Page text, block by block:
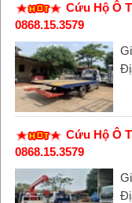
Cứu Hộ Ô
0868.15.3579
Cứu Hộ Ô
0868.15.3579